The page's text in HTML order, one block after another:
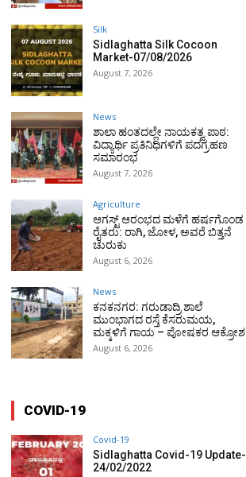
Silk
Sidlaghatta Silk Cocoon
Market-07/08/2026
August 7, 2026
News
ಶಾಲಾ ಹಂತದಲ್ಲೇ ನಾಯಕತ್ವ ಪಾಠ:
ವಿದ್ಯಾರ್ಥಿ ಪ್ರತಿನಿಧಿಗಳಿಗೆ ಪದಗ್ರಹಣ
ಸಮಾರಂಭ
August 7, 2026
Agriculture
ಆಗಸ್ಟ್ ಆರಂಭದ ಮಳೆಗೆ ಹರ್ಷಗೊಂಡ
ರೈತರು: ರಾಗಿ, ಜೋಳ, ಅವರೆ ಬಿತ್ತನೆ
ಚುರುಕು
August 6, 2026
News
ಕನಕನಗರ: ಗರುಡಾದ್ರಿ ಶಾಲೆ
ಮುಂಭಾಗದ ರಸ್ತೆ ಕೆಸರುಮಯ,
ಮಕ್ಕಳಿಗೆ ಗಾಯ – ಪೋಷಕರ ಆಕ್ರೋಶ
August 6, 2026
COVID-19
Covid-19
Sidlaghatta Covid-19 Update-
24/02/2022